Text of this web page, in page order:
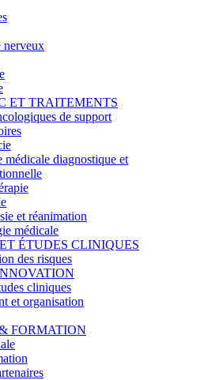
nerveux
ET TRAITEMENTS
de support
médicale diagnostique et
et réanimation
médicale
ÉTUDES CLINIQUES
des risques
cliniques
et organisation
FORMATION